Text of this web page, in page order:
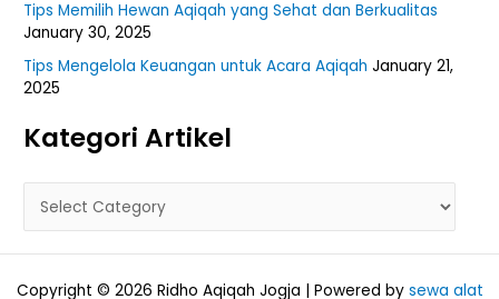
Tips Memilih Hewan Aqiqah yang Sehat dan Berkualitas
January 30, 2025
Tips Mengelola Keuangan untuk Acara Aqiqah January 21,
2025
Kategori Artikel
Copyright © 2026 Ridho Aqiqah Jogja | Powered by sewa alat